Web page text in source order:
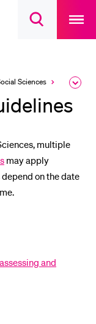
Open
main
Sciences Dean's
multiple
may apply
on the date
and